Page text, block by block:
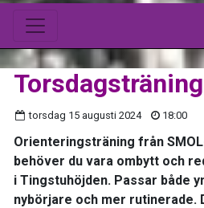
Torsdagsträning
torsdag 15 augusti 2024 18:00
Orienteringsträning från
behöver du vara ombytt och
i Tingstuhöjden. Passar både
nybörjare och mer rutinerade.